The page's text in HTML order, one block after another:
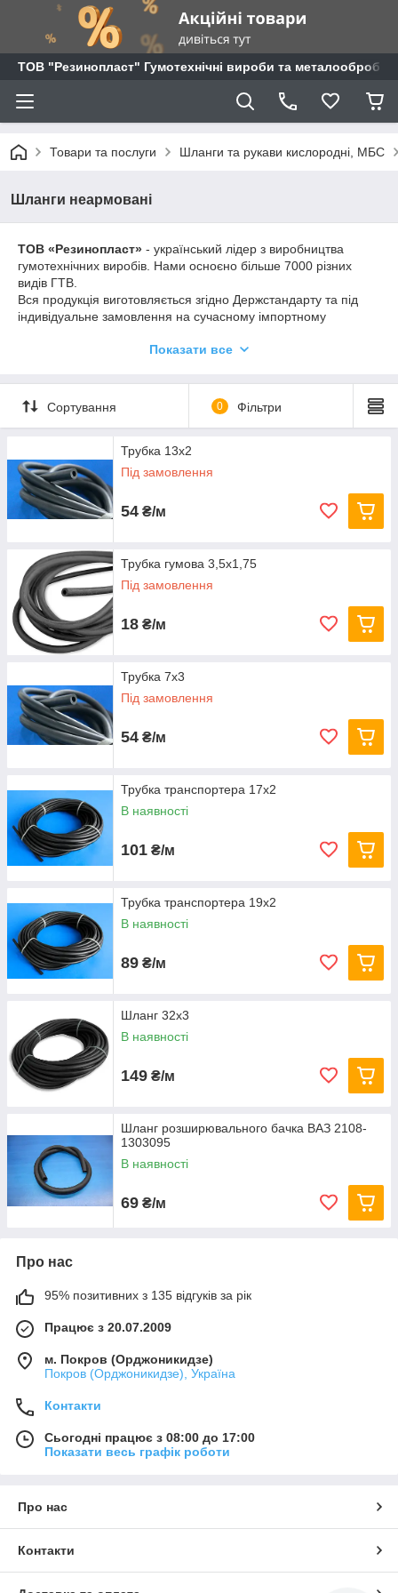
ТОВ "Резинопласт" Гумотехнічні вироби та металообробка
Товари та послуги Шланги та рукави кислородні, МБС
Шланги неармовані
ТОВ «Резинопласт» - український лідер з виробництва
гумотехнічних виробів. Нами осноєно більше 7000 різних
видів ГТВ.
Вся продукція виготовляється згідно Держстандарту та під
індивідуальне замовлення на сучасному імпортному
Працюємо у воєнний час! Підтримуємо країну разом! Слава
на наших сайтах:
www.rezinoplast.com
www.rezinoplast.prom.ua
або телефонуйте:
+380 (67) 199-41-61 Відділ продажу
+380 (50) 461-88-60
Показати все
Сортування 0 Фільтри
Трубка 13х2
Під замовлення
54 ₴/м
Трубка гумова 3,5х1,75
Під замовлення
18 ₴/м
Трубка 7х3
Під замовлення
54 ₴/м
Трубка транспортера 17х2
В наявності
101 ₴/м
Трубка транспортера 19х2
В наявності
89 ₴/м
Шланг 32х3
В наявності
149 ₴/м
Шланг розширювального бачка ВАЗ 2108-
1303095
В наявності
69 ₴/м
Про нас
95% позитивних з 135 відгуків за рік
Працює з 20.07.2009
м. Покров (Орджоникидзе)
Покров (Орджоникидзе), Україна
Контакти
Сьогодні працює з 08:00 до 17:00
Показати весь графік роботи
Про нас
Контакти